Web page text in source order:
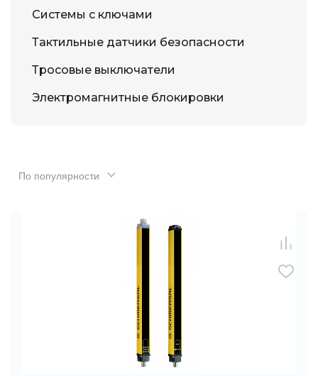
Системы с ключами
Тактильные датчики безопасности
Тросовые выключатели
Электромагнитные блокировки
По популярности